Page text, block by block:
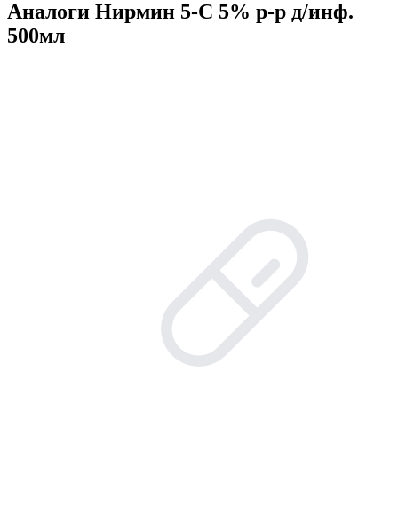
Аналоги Нирмин 5-C 5% р-р д/инф.
500мл